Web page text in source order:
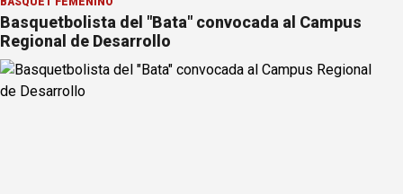
Basquetbolista del "Bata" convocada al Campus
Regional de Desarrollo